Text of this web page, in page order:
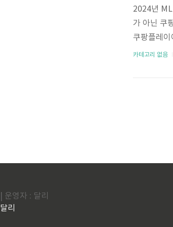
2024년
가 아닌 쿠
쿠팡플레
입장권 예
장에서 열
카테고리 없음
| 운영자 : 달리
달리